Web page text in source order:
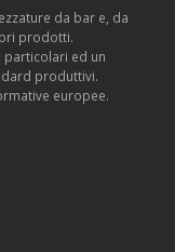
da bar e, da
prodotti.
particolari ed un
produttivi.
europee.